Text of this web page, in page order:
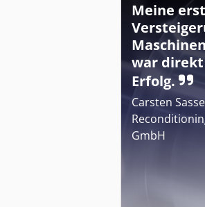
Meine
war
Erfolg.
Carsten
GmbH